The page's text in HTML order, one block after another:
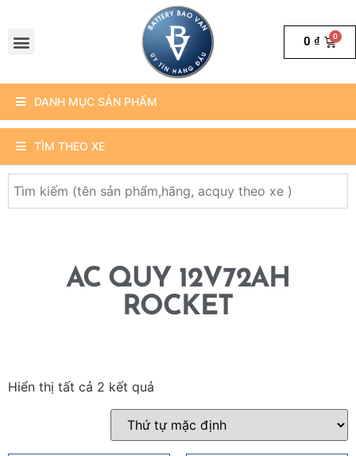
0 ₫
DANH MỤC SẢN PHẨM
TÌM THEO XE
AC QUY 12V72AH
ROCKET
Hiển thị tất cả 2 kết quả